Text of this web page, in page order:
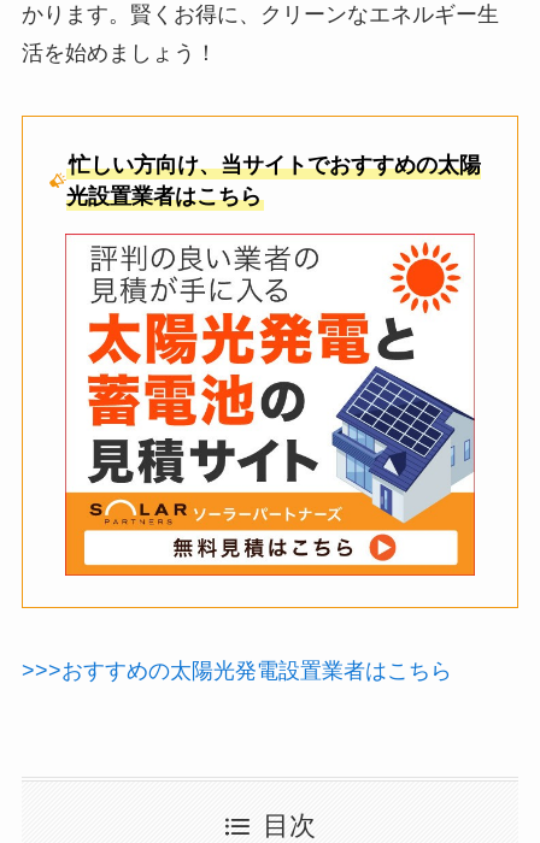
かります。賢くお得に、クリーンなエネルギー生
活を始めましょう！
忙しい方向け、当サイトでおすすめの太陽
光設置業者はこちら
>>>おすすめの太陽光発電設置業者はこちら
目次